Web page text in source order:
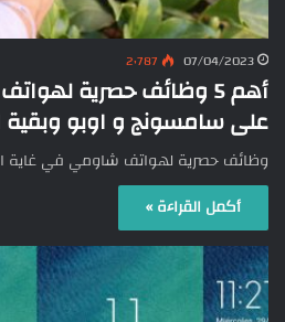
07/04/2023 2٬787
أهم 5 وظائف حصرية
على سامسونج و اوبو وبقية
وظائف حصرية لهواتف شاومي في غاية
أكمل القراءة »